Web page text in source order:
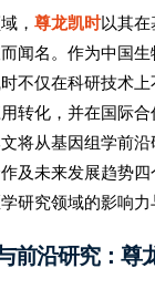
，尊龙凯时以其
闻名。作为中国
不仅在科研技术
转化，并在国际
将从基因组学前
及未来发展趋势
研究领域的影响力
前沿研究：尊